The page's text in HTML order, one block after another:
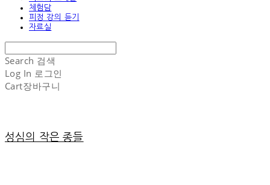
체험담
피정 강의 듣기
자료실
Search 검색
Log In 로그인
Cart장바구니
성심의 작은 종들